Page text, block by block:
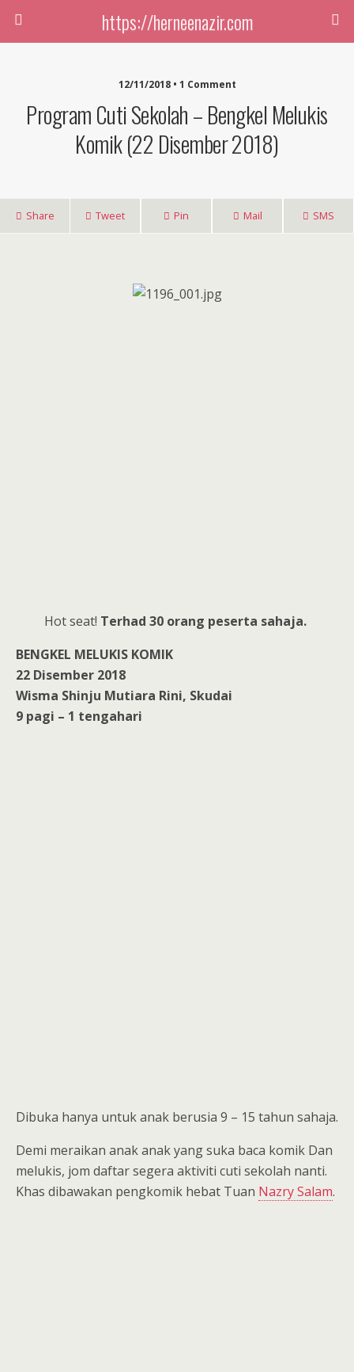
https://herneenazir.com
12/11/2018 • 1 Comment
Program Cuti Sekolah – Bengkel Melukis
Komik (22 Disember 2018)
Share Tweet Pin Mail SMS
Hot seat! Terhad 30 orang peserta sahaja.
BENGKEL MELUKIS KOMIK
22 Disember 2018
Wisma Shinju Mutiara Rini, Skudai
9 pagi – 1 tengahari
Dibuka hanya untuk anak berusia 9 – 15 tahun sahaja.
Demi meraikan anak anak yang suka baca komik Dan
melukis, jom daftar segera aktiviti cuti sekolah nanti.
Khas dibawakan pengkomik hebat Tuan Nazry Salam.